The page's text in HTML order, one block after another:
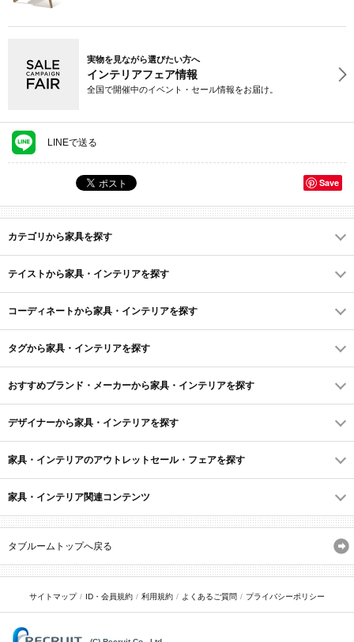
実物を見ながら選びたい方へ
インテリアフェア情報
全国で開催中のイベント・セール情報をお届け。
LINEで送る
Save
カテゴリから家具を探す
テイストから家具・インテリアを探す
コーディネートから家具・インテリアを探す
タグから家具・インテリアを探す
おすすめブランド・メーカーから家具・インテリアを探す
デザイナーから家具・インテリアを探す
家具・インテリアのアウトレットセール・フェアを探す
家具・インテリア関連コンテンツ
タブルームトップへ戻る
サイトマップ ID・会員規約 利用規約 よくあるご質問 プライバシーポリシー